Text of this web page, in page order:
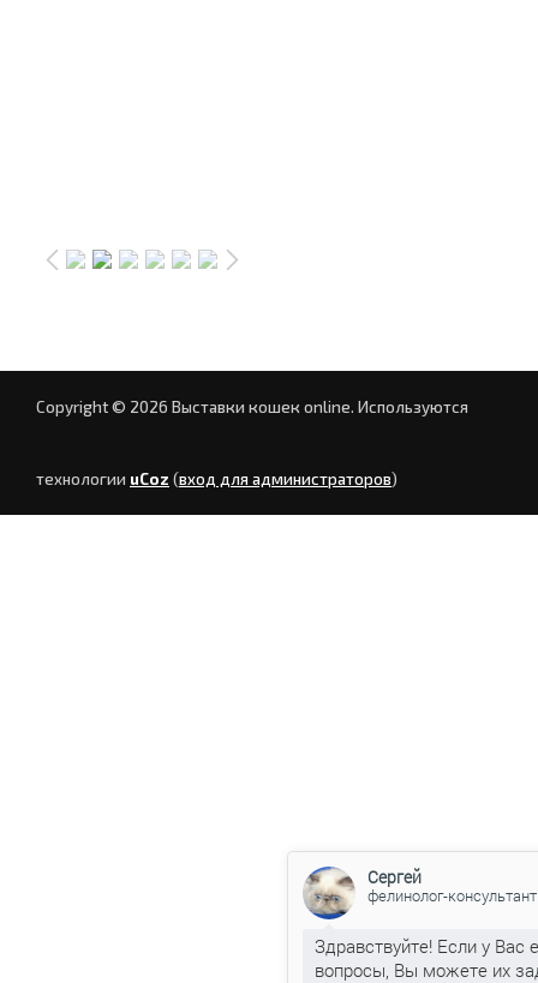
Copyright © 2026 Выставки кошек online. Используются
технологии uCoz (вход для администраторов)
Сергей
фелинолог-консультант
Здравствуйте! Если у Вас
вопросы, Вы можете их